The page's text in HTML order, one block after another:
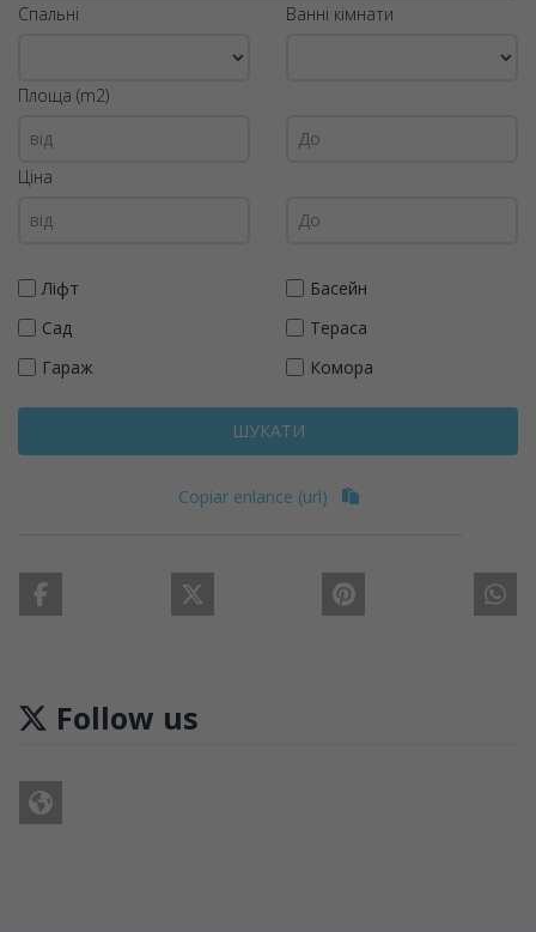
Спальні Ванні кімнати
Площа (m2)
Ціна
Ліфт
Басейн
Сад
Тераса
Гараж
Комора
ШУКАТИ
Copiar enlance (url)
Follow us